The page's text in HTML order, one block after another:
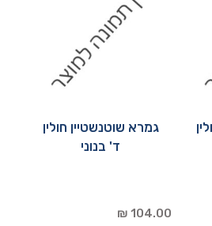
גמרא שוטנשטיין חולין
ד' בנוני
104.00 ₪